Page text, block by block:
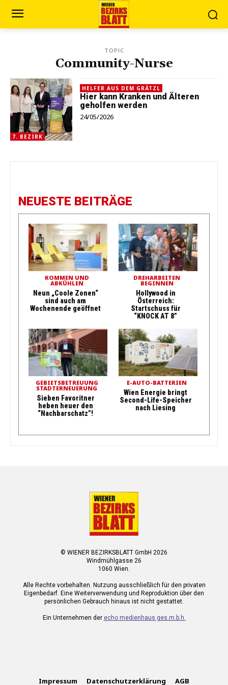
TOPIC
Community-Nurse
7. BEZIRK
HELFER AUS DEM GRÄTZL
Hier kann Kranken und Älteren
geholfen werden
24/05/2026
NEUESTE BEITRÄGE
KOMMEN UND
ABKÜHLEN
Neun „Coole Zonen“
sind auch am
Wochenende geöffnet
DREHARBEITEN
BEGINNEN
Hollywood in
Österreich:
Startschuss für
“KNOCK AT 8”
GEBIETSBETREUUNG
STADTERNEUERUNG
Sieben Favoritner
heben heuer den
“Nachbarschatz”!
E-AUTO-BATTERIEN
Wien Energie bringt
Second-Life-Speicher
nach Liesing
© WIENER BEZIRKSBLATT GmbH 2026
Windmühlgasse 26
1060 Wien.
Alle Rechte vorbehalten. Nutzung ausschließlich für den privaten
Eigenbedarf. Eine Weiterverwendung und Reproduktion über den
persönlichen Gebrauch hinaus ist nicht gestattet.
Ein Unternehmen der echo medienhaus ges.m.b.h.
Impressum Datenschutzerklärung AGB